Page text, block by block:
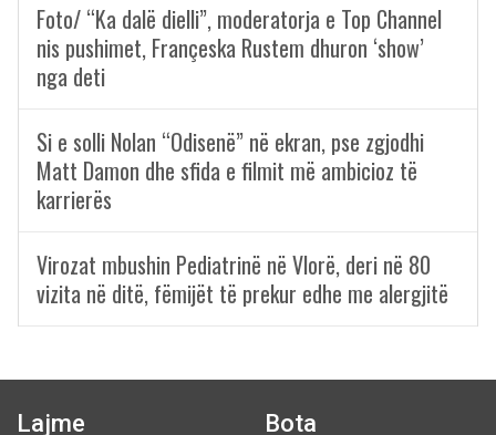
Foto/ “Ka dalë dielli”, moderatorja e Top Channel
nis pushimet, Françeska Rustem dhuron ‘show’
nga deti
Si e solli Nolan “Odisenë” në ekran, pse zgjodhi
Matt Damon dhe sfida e filmit më ambicioz të
karrierës
Virozat mbushin Pediatrinë në Vlorë, deri në 80
vizita në ditë, fëmijët të prekur edhe me alergjitë
Lajme Bota